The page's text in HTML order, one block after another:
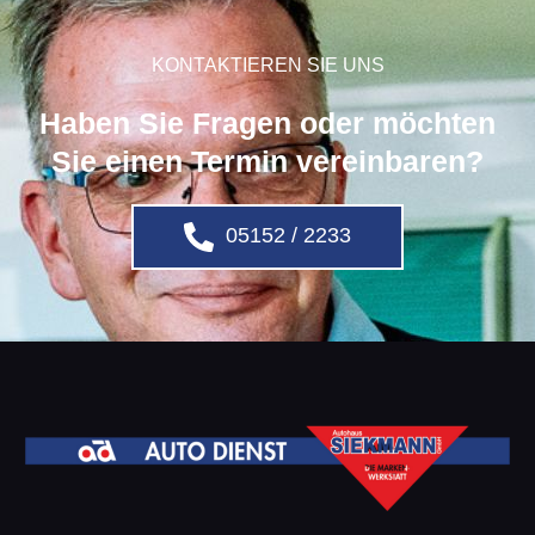
KONTAKTIEREN SIE UNS
Haben Sie Fragen oder möchten
Sie einen Termin vereinbaren?
05152 / 2233